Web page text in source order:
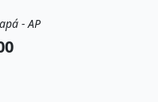
por
- AP